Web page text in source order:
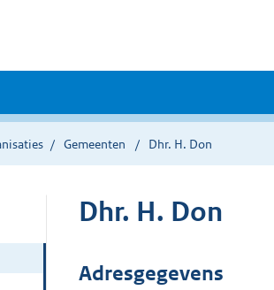
Gemeenten Dhr. H. Don
Dhr. H. Don
Adresgegevens